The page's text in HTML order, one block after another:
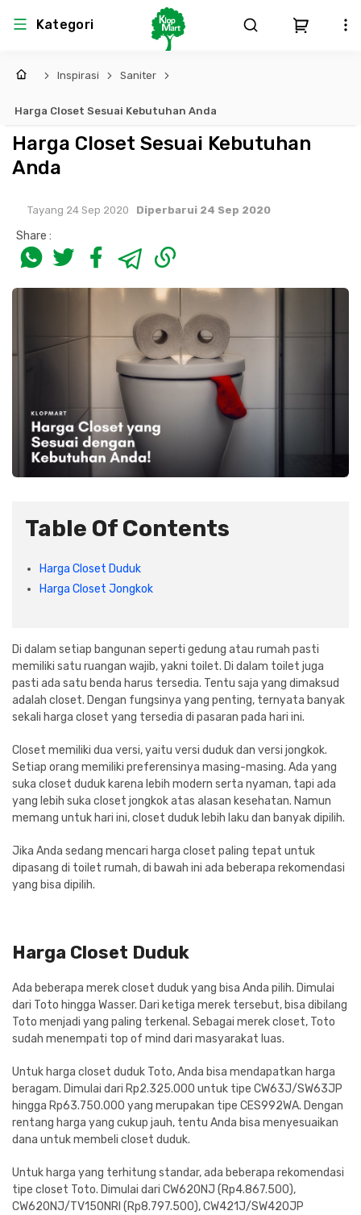
Kategori
Arsitektur
Dinding
Pintu, Jendela & Perlengkapan
Cat dan Pelapis Dinding
Lantai
Plafon & Partisi
Sanitari & Aksesorisnya
Scaffolding
Atap & Lantai
Cat dan Kimia
Saniter
Struktural
Perlengkapan
Bekisting
Besi Beton & Wiremesh
Beton
Material Alam
Besi Profil & Plat
MEP
Sistem Penanggulangan Kebakaran
Sistem Pemipaan
Peralatan Elektronik
Peralatan Utama
Sistem Elektrikal
Pompa dan Pipa
Interior
Landscape
Inspirasi Saniter
Harga Closet Sesuai Kebutuhan Anda
Harga Closet Sesuai Kebutuhan
Anda
Tayang 24 Sep 2020 Diperbarui 24 Sep 2020
Share :
Table Of Contents
Harga Closet Duduk
Harga Closet Jongkok
Di dalam setiap bangunan seperti gedung atau rumah pasti
memiliki satu ruangan wajib, yakni toilet. Di dalam toilet juga
pasti ada satu benda harus tersedia. Tentu saja yang dimaksud
adalah closet. Dengan fungsinya yang penting, ternyata banyak
sekali harga closet yang tersedia di pasaran pada hari ini.
Closet memiliki dua versi, yaitu versi duduk dan versi jongkok.
Setiap orang memiliki preferensinya masing-masing. Ada yang
suka closet duduk karena lebih modern serta nyaman, tapi ada
yang lebih suka closet jongkok atas alasan kesehatan. Namun
memang untuk hari ini, closet duduk lebih laku dan banyak dipilih.
Jika Anda sedang mencari harga closet paling tepat untuk
dipasang di toilet rumah, di bawah ini ada beberapa rekomendasi
yang bisa dipilih.
Harga Closet Duduk
Ada beberapa merek closet duduk yang bisa Anda pilih. Dimulai
dari Toto hingga Wasser. Dari ketiga merek tersebut, bisa dibilang
Toto menjadi yang paling terkenal. Sebagai merek closet, Toto
sudah menempati top of mind dari masyarakat luas.
Untuk harga closet duduk Toto, Anda bisa mendapatkan harga
beragam. Dimulai dari Rp2.325.000 untuk tipe CW63J/SW63JP
hingga Rp63.750.000 yang merupakan tipe CES992WA. Dengan
rentang harga yang cukup jauh, tentu Anda bisa menyesuaikan
dana untuk membeli closet duduk.
Untuk harga yang terhitung standar, ada beberapa rekomendasi
tipe closet Toto. Dimulai dari CW620NJ (Rp4.867.500),
CW620NJ/TV150NRI (Rp8.797.500), CW421J/SW420JP